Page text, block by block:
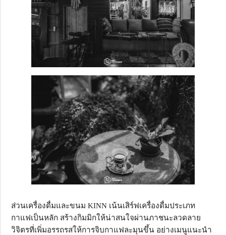
ส่วนเครื่องดื่มและขนม KINN เน้นเสิร์ฟเครื่องดื่มประเภท
กาแฟเป็นหลัก สร้างกิมมิกให้น่าสนใจผ่านภาชนะลวดลาย
วิจิตรที่เพิ่มอรรถรสให้การจิบกาแฟละมุนขึ้น อย่างเมนูแนะนำ